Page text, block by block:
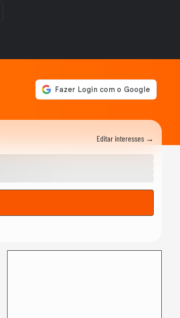
na área de...
O que muda para bares e
restaurantes com a Reforma
Tributária
Mini CEOs: adolescentes
empreendedora antes de...
MEU NEGÓCIO
a solução
Editar interesses →